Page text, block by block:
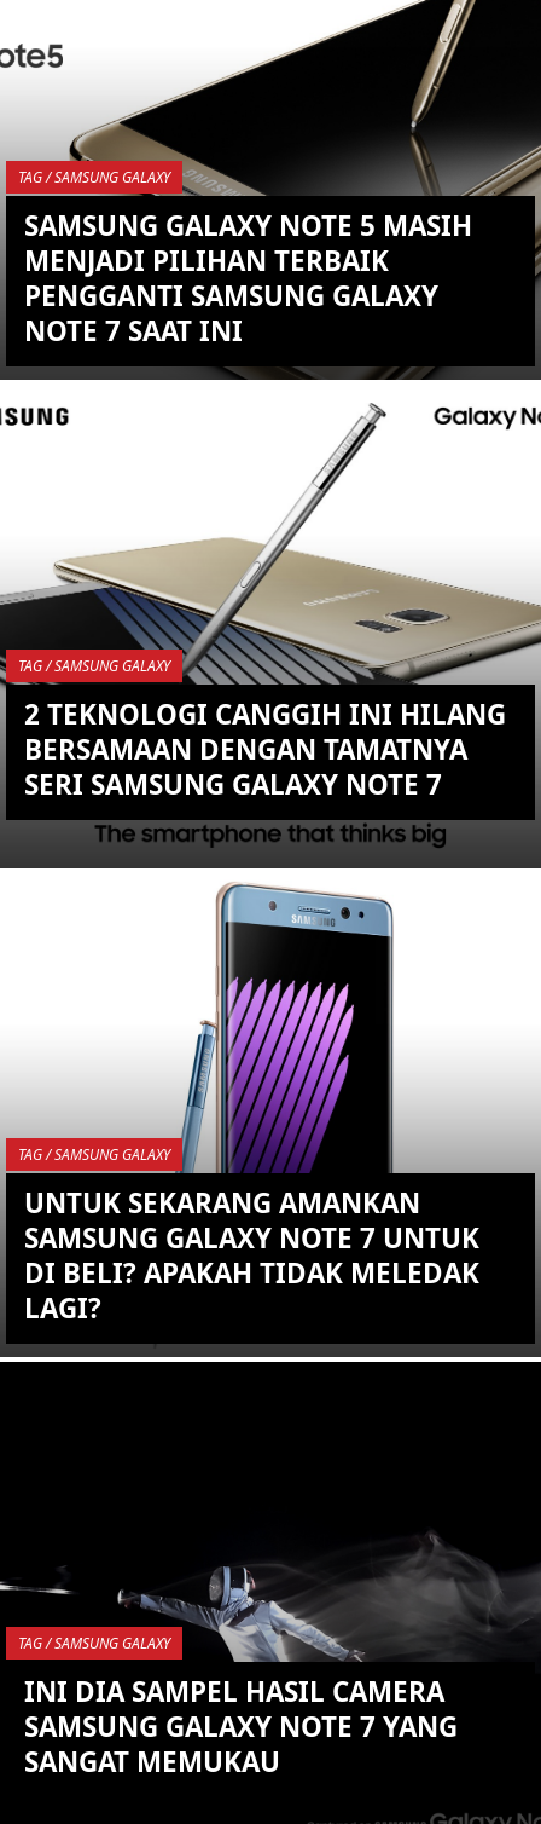
YOU ARE VIEWING MOST
RECENT POST
TAG / SAMSUNG GALAXY
SAMSUNG GALAXY NOTE 5 MASIH
MENJADI PILIHAN TERBAIK
PENGGANTI SAMSUNG GALAXY
NOTE 7 SAAT INI
KEMBALI KE ATAS
YOU ARE VIEWING MOST
RECENT POST
TAG / SAMSUNG GALAXY
2 TEKNOLOGI CANGGIH INI HILANG
BERSAMAAN DENGAN TAMATNYA
SERI SAMSUNG GALAXY NOTE 7
KEMBALI KE ATAS
YOU ARE VIEWING MOST
TAG / SAMSUNG GALAXY
UNTUK SEKARANG AMANKAN
SAMSUNG GALAXY NOTE 7 UNTUK
DI BELI? APAKAH TIDAK MELEDAK
LAGI?
YOU ARE VIEWING MOST
RECENT POST
TAG / SAMSUNG GALAXY
INI DIA SAMPEL HASIL CAMERA
SAMSUNG GALAXY NOTE 7 YANG
SANGAT MEMUKAU